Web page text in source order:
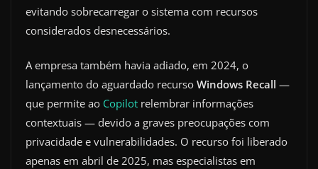
evitando sobrecarregar o sistema com recursos
considerados desnecessários.
A empresa também havia adiado, em 2024, o
lançamento do aguardado recurso Windows Recall —
que permite ao Copilot relembrar informações
contextuais — devido a graves preocupações com
privacidade e vulnerabilidades. O recurso foi liberado
apenas em abril de 2025, mas especialistas em